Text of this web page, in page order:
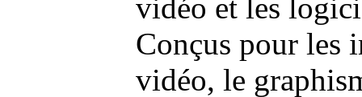
vidéo et les
Conçus pour les
vidéo, le